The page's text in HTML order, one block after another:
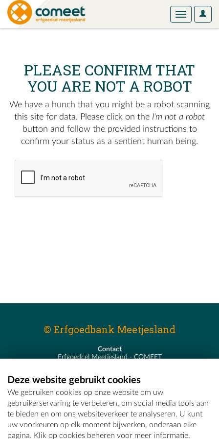
User
Toggle
PLEASE CONFIRM THAT
YOU ARE NOT A ROBOT
We have a hunch that you might be a robot scanning
this site for data. Please click on the I'm not a robot
button and follow the provided instructions to
confirm your status as a sentient human being.
© Erfgoedbank Meetjesland
Contact
Erfgoedcel Meetjesland - COMEET
T - 09 373 75 96
E -erfgoedcel@comeet.be
Deze website gebruikt cookies
We gebruiken cookies op onze website om uw
gebruikerservaring te verbeteren, om social media tools aan
te bieden en om ons websiteverkeer te analyseren. U kunt
uw voorkeuren op elk moment bijwerken, onderaan elke
pagina. Klik op cookies beheren voor meer informatie.